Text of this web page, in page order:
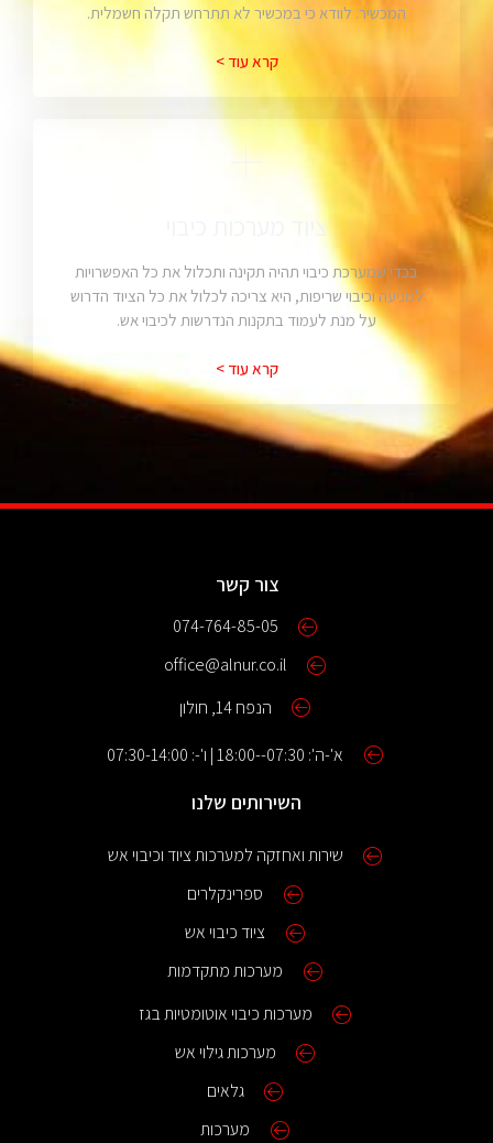
המכשיר. לוודא כי במכשיר לא תתרחש תקלה חשמלית.
קרא עוד >
ציוד מערכות כיבוי
בכדי שמערכת כיבוי תהיה תקינה ותכלול את כל האפשרויות
למניעה וכיבוי שריפות, היא צריכה לכלול את כל הציוד הדרוש
על מנת לעמוד בתקנות הנדרשות לכיבוי אש.
קרא עוד >
צור קשר
074-764-85-05
office@alnur.co.il
הנפח 14, חולון
א'-ה': 07:30--18:00 | ו'-: 07:30-14:00
השירותים שלנו
שירות ואחזקה למערכות ציוד וכיבוי אש
ספרינקלרים
ציוד כיבוי אש
מערכות מתקדמות
מערכות כיבוי אוטומטיות בגז
מערכות גילוי אש
גלאים
מערכות